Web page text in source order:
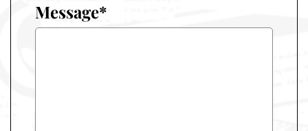
Message*